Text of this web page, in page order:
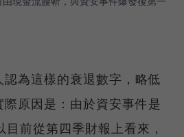
為這樣的衰退數字，略低
原因是：由於資安事件是
前從第四季財報上看來，